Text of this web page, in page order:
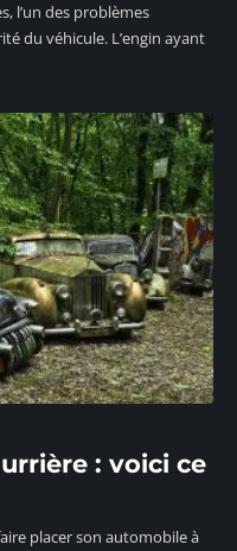
l’un des problèmes
du véhicule. L’engin ayant
: voici ce
placer son automobile à